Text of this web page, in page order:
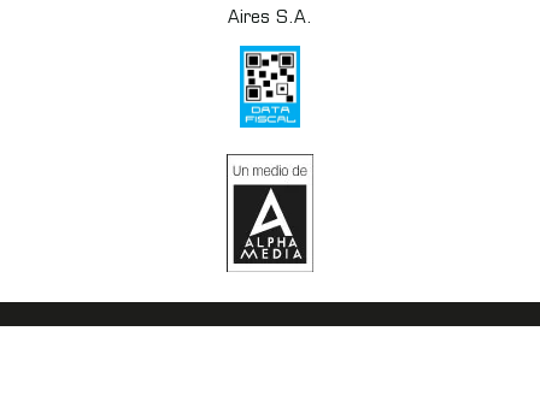
Aires S.A.